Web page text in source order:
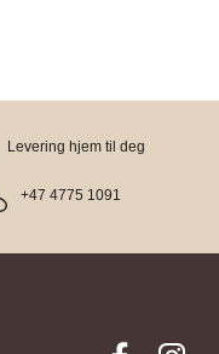
Levering hjem til deg
+47 4775 1091